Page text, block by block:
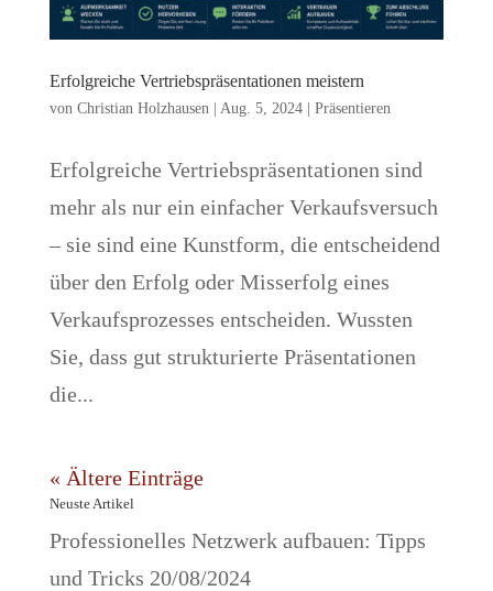
Erfolgreiche Vertriebspräsentationen meistern
von Christian Holzhausen | Aug. 5, 2024| Präsentieren
Erfolgreiche Vertriebspräsentationen sind
mehr als nur ein einfacher Verkaufsversuch
– sie sind eine Kunstform, die entscheidend
über den Erfolg oder Misserfolg eines
Verkaufsprozesses entscheiden. Wussten
Sie, dass gut strukturierte Präsentationen
die...
« Ältere Einträge
Neuste Artikel
Professionelles Netzwerk aufbauen: Tipps
und Tricks 20/08/2024